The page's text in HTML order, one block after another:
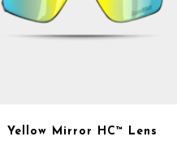
Yellow Mirror HC™ Lens